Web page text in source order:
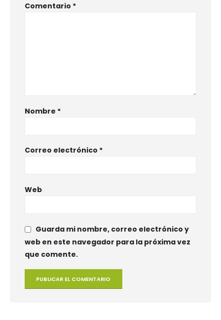
Comentario *
Nombre *
Correo electrónico *
Web
Guarda mi nombre, correo electrónico y
web en este navegador para la próxima vez
que comente.